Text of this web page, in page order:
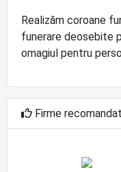
Realizăm coroane
funerare deosebite
omagiul pentru
Firme